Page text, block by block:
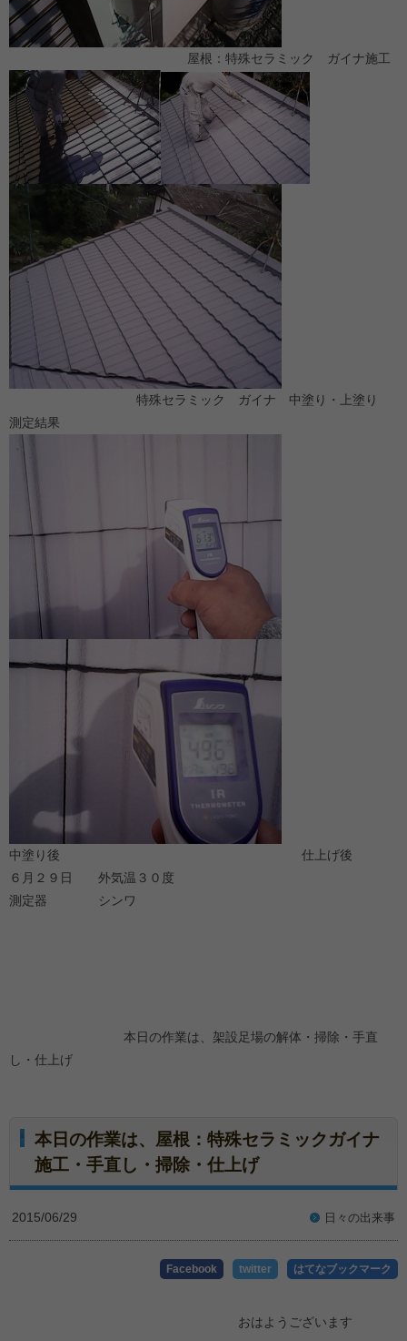
屋根：特殊セラミック ガイナ施工
特殊セラミック ガイナ 中塗り・上塗り
測定結果
中塗り後 仕上げ後
６月２９日 外気温３０度
測定器 シンワ
本日の作業は、架設足場の解体・掃除・手直
し・仕上げ
本日の作業は、屋根：特殊セラミックガイナ
施工・手直し・掃除・仕上げ
2015/06/29 日々の出来事
Facebook twitter はてなブックマーク
おはようございます